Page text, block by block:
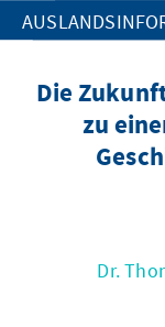
Die
zu
Dr.